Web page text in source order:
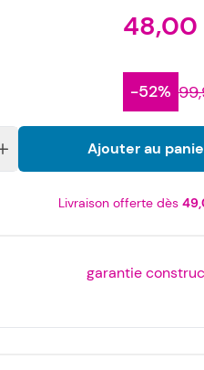
-52%
Ajouter au
Livraison offerte dès
garantie